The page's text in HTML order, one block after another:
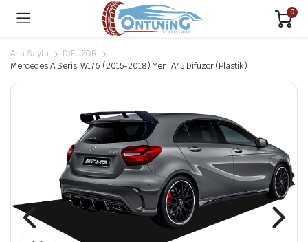
0
Ana Sayfa
DİFÜZÖR
Mercedes A Serisi W176 (2015-2018) Yeni A45 Difüzör (Plastik)